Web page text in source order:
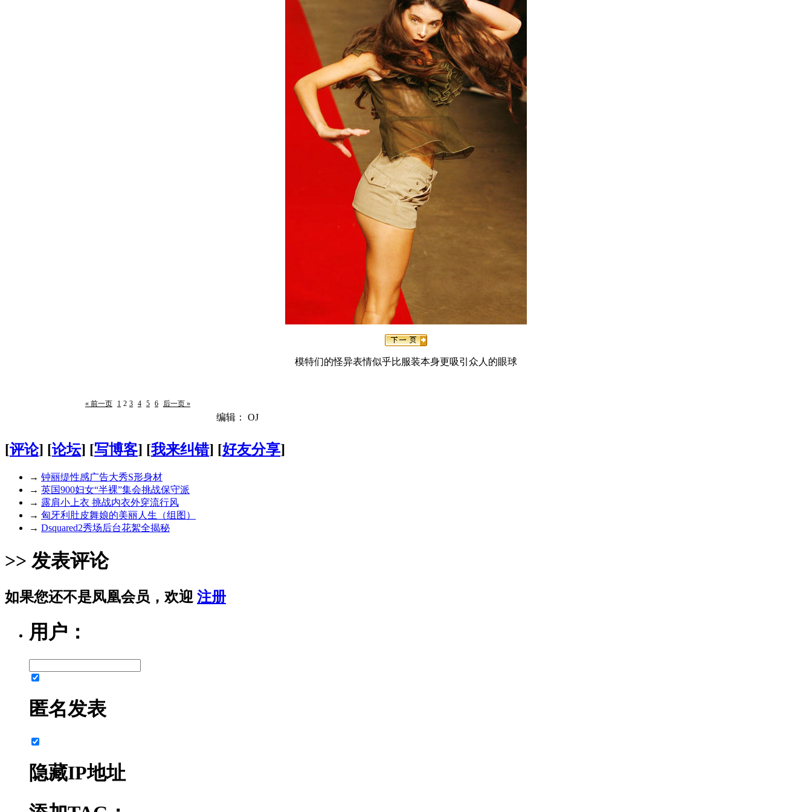
模特们的怪异表情似乎比服装本身更吸引众人的眼球
« 前一页 1 2 3 4 5 6 后一页 »
编辑： OJ
[评论] [论坛] [写博客] [我来纠错] [好友分享]
→ 钟丽缇性感广告大秀S形身材
→ 英国900妇女“半裸”集会挑战保守派
→ 露肩小上衣 挑战内衣外穿流行风
→ 匈牙利肚皮舞娘的美丽人生（组图）
→ Dsquared2秀场后台花絮全揭秘
>> 发表评论
如果您还不是凤凰会员，欢迎 注册
用户：
匿名发表
隐藏IP地址